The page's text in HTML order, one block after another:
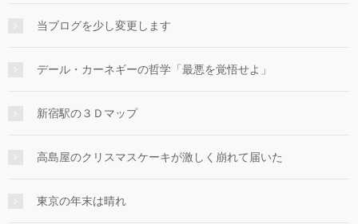
当ブログを少し変更します
デール・カーネギーの哲学「最悪を覚悟せよ」
新宿駅の３Ｄマップ
高島屋のクリスマスケーキが激しく崩れて届いた
東京の年末は晴れ